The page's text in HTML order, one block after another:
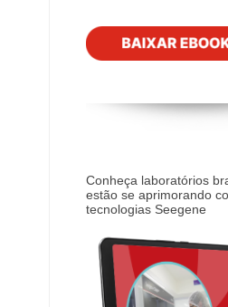
Conheça laboratórios
estão se aprimorando
tecnologias Seegene